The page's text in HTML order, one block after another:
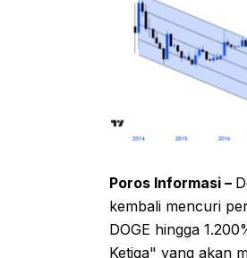
Poros Informasi –
kembali mencuri
DOGE hingga
Ketiga" yang akan